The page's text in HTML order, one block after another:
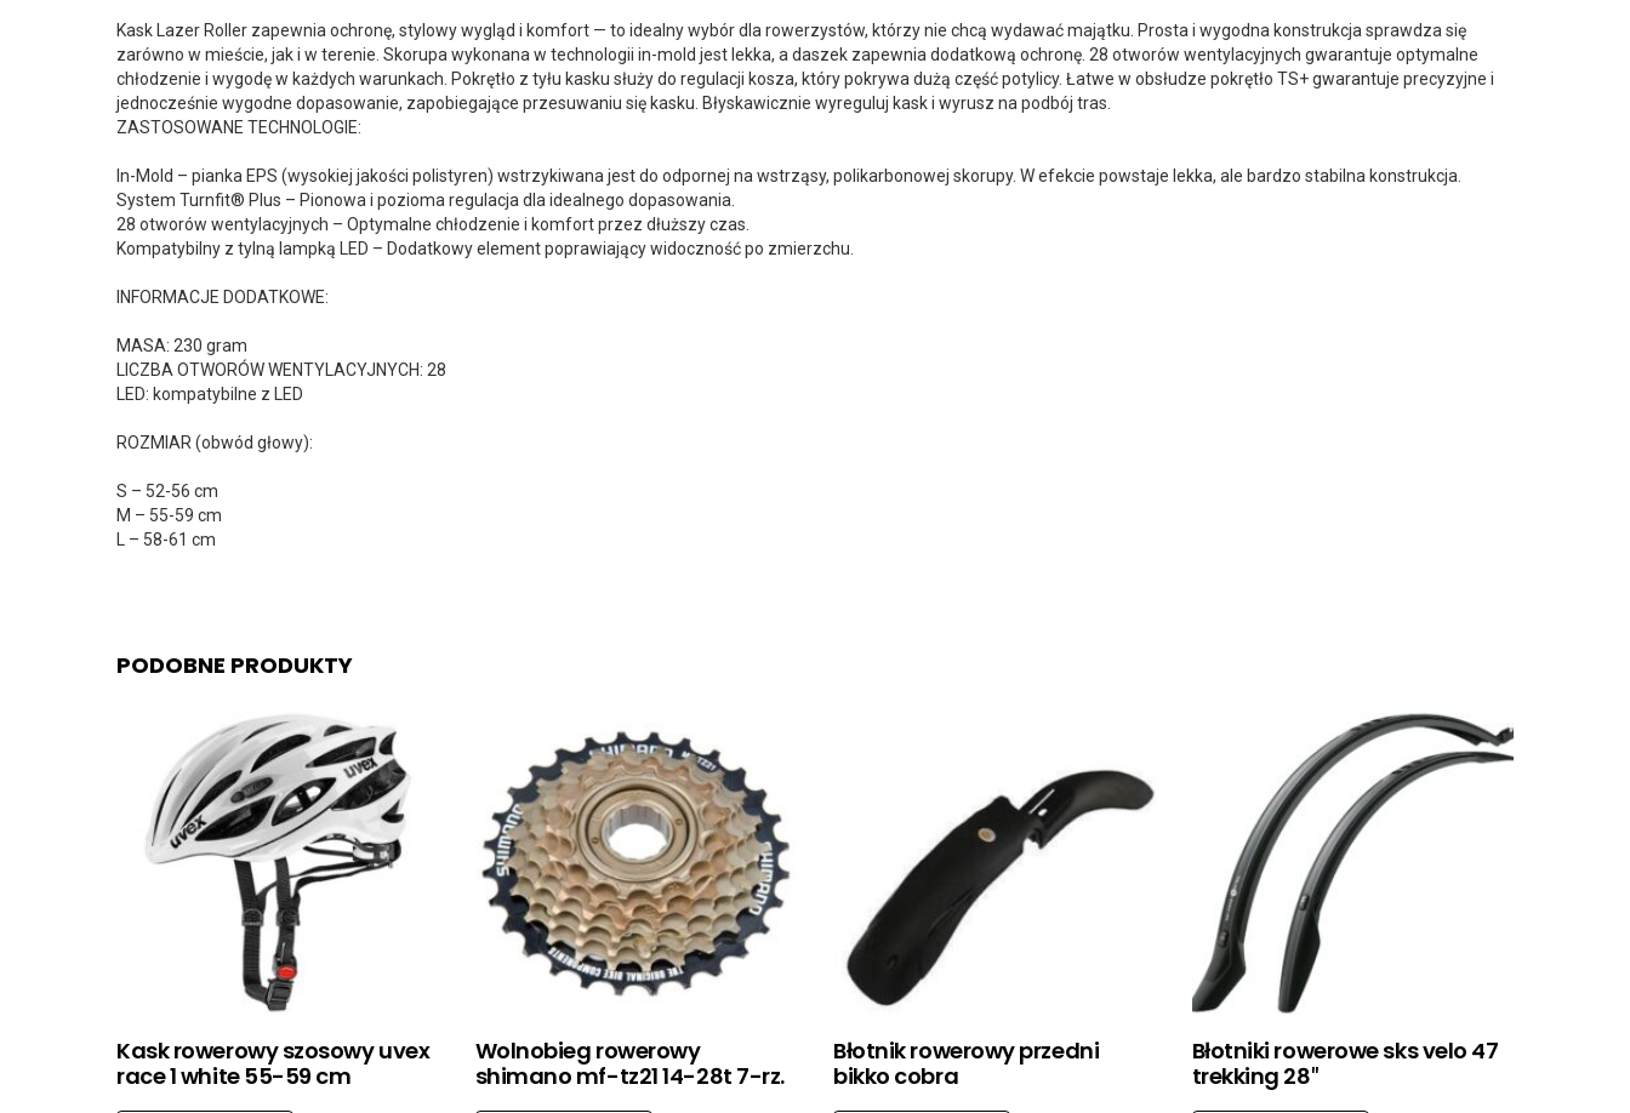
Kask Lazer Roller zapewnia ochronę, stylowy wygląd i komfort — to idealny wybór dla rowerzystów, którzy nie chcą wydawać majątku. Prosta i wygodna konstrukcja sprawdza się
zarówno w mieście, jak i w terenie. Skorupa wykonana w technologii in-mold jest lekka, a daszek zapewnia dodatkową ochronę. 28 otworów wentylacyjnych gwarantuje optymalne
chłodzenie i wygodę w każdych warunkach. Pokrętło z tyłu kasku służy do regulacji kosza, który pokrywa dużą część potylicy. Łatwe w obsłudze pokrętło TS+ gwarantuje precyzyjne i
jednocześnie wygodne dopasowanie, zapobiegające przesuwaniu się kasku. Błyskawicznie wyreguluj kask i wyrusz na podbój tras.
ZASTOSOWANE TECHNOLOGIE:
In-Mold – pianka EPS (wysokiej jakości polistyren) wstrzykiwana jest do odpornej na wstrząsy, polikarbonowej skorupy. W efekcie powstaje lekka, ale bardzo stabilna konstrukcja.
System Turnfit® Plus – Pionowa i pozioma regulacja dla idealnego dopasowania.
28 otworów wentylacyjnych – Optymalne chłodzenie i komfort przez dłuższy czas.
Kompatybilny z tylną lampką LED – Dodatkowy element poprawiający widoczność po zmierzchu.
INFORMACJE DODATKOWE:
MASA: 230 gram
LICZBA OTWORÓW WENTYLACYJNYCH: 28
LED: kompatybilne z LED
ROZMIAR (obwód głowy):
S – 52-56 cm
M – 55-59 cm
L – 58-61 cm
PODOBNE PRODUKTY
Kask rowerowy szosowy uvex
race 1 white 55-59 cm
Wolnobieg rowerowy
shimano mf-tz21 14-28t 7-rz.
Błotnik rowerowy przedni
bikko cobra
Błotniki rowerowe sks velo 47
trekking 28″